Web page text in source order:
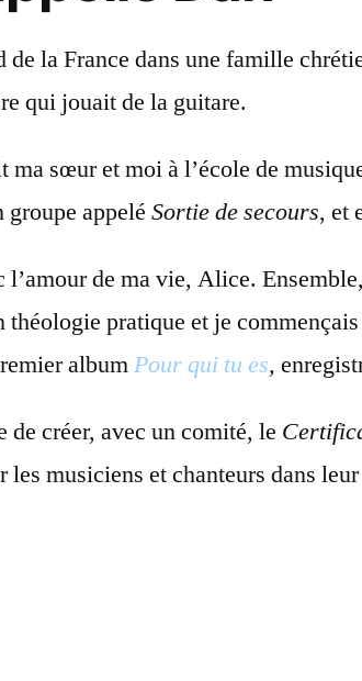
de la France dans une famille
qui jouait de la guitare.
ma sœur et moi à l’école de
appelé Sortie de secours, et
de ma vie, Alice.
théologie pratique et je
albumPour qui tu es,
créer, avec un comité, le
les musiciens et chanteurs dans